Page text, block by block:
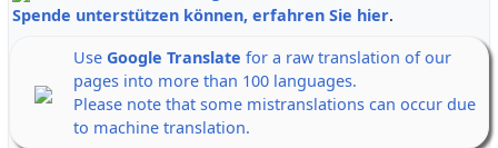
Spende unterstützen können, erfahren Sie hier.
Use Google Translate for a raw translation of our
pages into more than 100 languages.
Please note that some mistranslations can occur due
to machine translation.